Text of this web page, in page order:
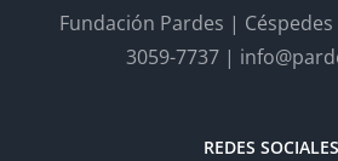
Fundación Pardes | Céspedes
3059-7737 |
REDES SOCIALES